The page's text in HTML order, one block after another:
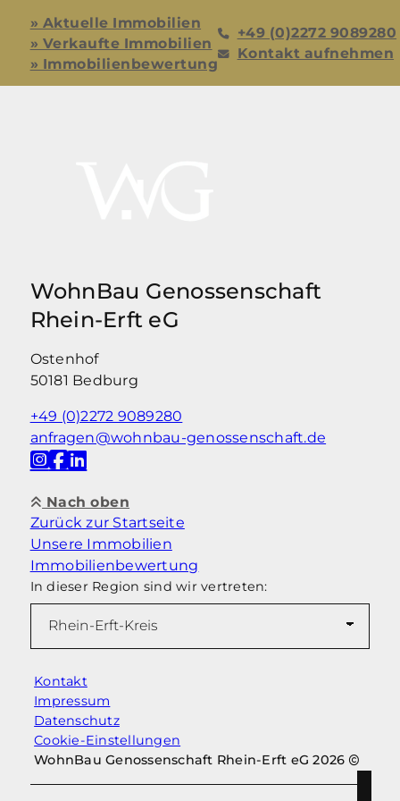
» Aktuelle Immobilien
» Verkaufte Immobilien
» Immobilienbewertung
+49 (0)2272 9089280
Kontakt aufnehmen
WohnBau Genossenschaft
Rhein-Erft eG
Ostenhof
50181 Bedburg
+49 (0)2272 9089280
anfragen@wohnbau-genossenschaft.de
In dieser Region sind wir vertreten:
Nach oben
Zurück zur Startseite
Unsere Immobilien
Immobilienbewertung
Kontakt
Impressum
Datenschutz
Cookie-Einstellungen
WohnBau Genossenschaft Rhein-Erft eG 2026